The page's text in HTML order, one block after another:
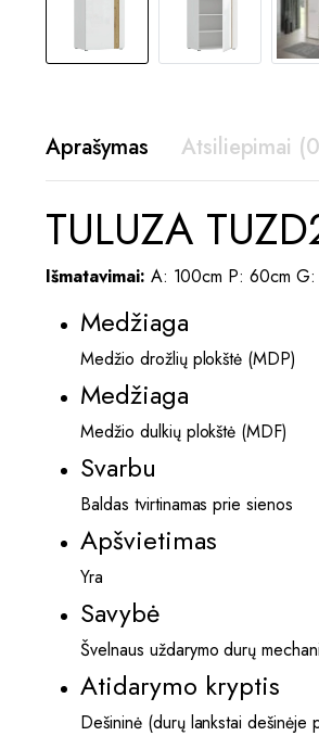
Aprašymas Atsiliepimai
TULUZA
Išmatavimai: A: 100cm P: 60cm G:
Medžiaga
Medžio drožlių plokštė (MDP)
Medžiaga
Medžio dulkių plokštė (MDF)
Svarbu
Baldas tvirtinamas prie sienos
Apšvietimas
Yra
Savybė
Švelnaus uždarymo durų
Atidarymo kryptis
Dešininė (durų lankstai dešinėje